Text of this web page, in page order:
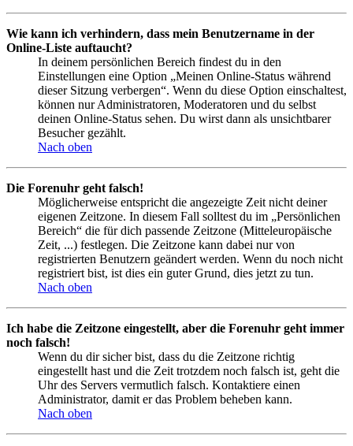
Wie kann ich verhindern, dass mein Benutzername in der
Online-Liste auftaucht?
In deinem persönlichen Bereich findest du in den
Einstellungen eine Option „Meinen Online-Status während
dieser Sitzung verbergen“. Wenn du diese Option einschaltest,
können nur Administratoren, Moderatoren und du selbst
deinen Online-Status sehen. Du wirst dann als unsichtbarer
Besucher gezählt.
Nach oben
Die Forenuhr geht falsch!
Möglicherweise entspricht die angezeigte Zeit nicht deiner
eigenen Zeitzone. In diesem Fall solltest du im „Persönlichen
Bereich“ die für dich passende Zeitzone (Mitteleuropäische
Zeit, ...) festlegen. Die Zeitzone kann dabei nur von
registrierten Benutzern geändert werden. Wenn du noch nicht
registriert bist, ist dies ein guter Grund, dies jetzt zu tun.
Nach oben
Ich habe die Zeitzone eingestellt, aber die Forenuhr geht immer
noch falsch!
Wenn du dir sicher bist, dass du die Zeitzone richtig
eingestellt hast und die Zeit trotzdem noch falsch ist, geht die
Uhr des Servers vermutlich falsch. Kontaktiere einen
Administrator, damit er das Problem beheben kann.
Nach oben